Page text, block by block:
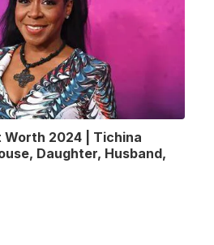
Worth 2024 | Tichina
Daughter, Husband,